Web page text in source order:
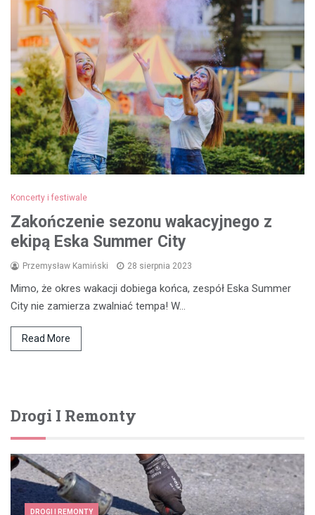
Koncerty i festiwale
Zakończenie sezonu wakacyjnego z
ekipą Eska Summer City
Przemysław Kamiński 28 sierpnia 2023
Mimo, że okres wakacji dobiega końca, zespół Eska Summer
City nie zamierza zwalniać tempa! W…
Read More
Drogi I Remonty
DROGI I REMONTY